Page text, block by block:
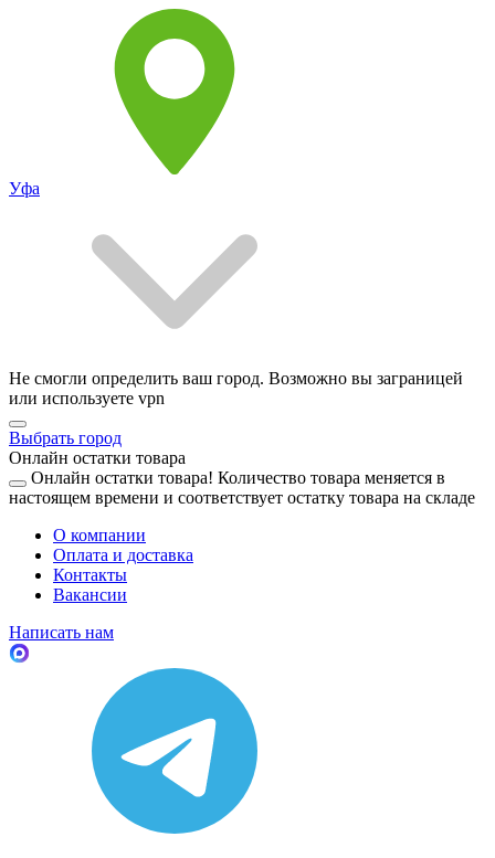
Уфа
Не смогли определить ваш город. Возможно вы заграницей
или используете vpn
Выбрать город
Онлайн остатки товара
Онлайн остатки товара! Количество товара меняется в
настоящем времени и соответствует остатку товара на складе
О компании
Оплата и доставка
Контакты
Вакансии
Написать нам